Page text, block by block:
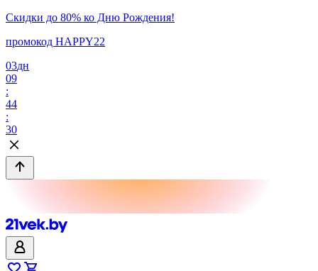
Скидки до 80% ко Дню Рождения!
промокод HAPPY22
03дн
09
:
44
:
30